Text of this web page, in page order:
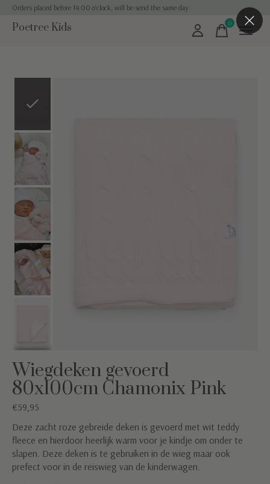
Orders placed before 14:00 o'clock, will be send the same day
Poetree Kids 0items
Wiegdeken gevoerd
80x100cm Chamonix Pink
€59,95
Deze zacht roze gebreide deken is gevoerd met wit teddy
fleece en hierdoor heerlijk warm voor je kindje om onder te
slapen. Deze deken is te gebruiken in de wieg maar ook
prefect voor in de reiswieg van de kinderwagen.